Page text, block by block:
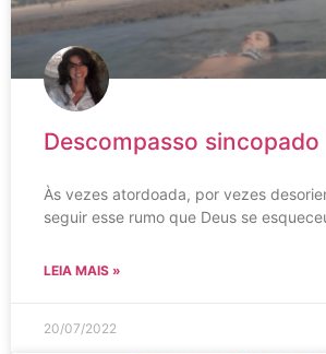
Descompasso sincopado
Às vezes atordoada, por vezes
seguir esse rumo que Deus se
LEIA MAIS »
20/07/2022